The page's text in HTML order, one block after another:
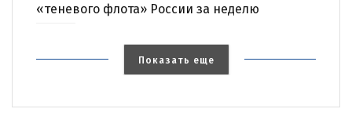
«теневого флота» России за неделю
Показать еще